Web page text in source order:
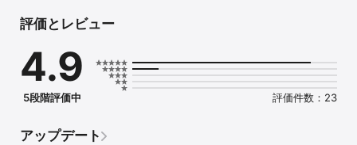
バージョン 8 の新機能
+ UI テーマ – 5 つの新しいカラーテーマで外観をカスタマイズ。
+ ASCOM ALPACA カメラ対応 – Alpaca 対応天文カメラを直接接
続・制御。
+ SmartEye 対応 – 画像処理ワークフローを向上させるシームレス
な統合。
メラから画像をインポート。
評価とレビュー
4.9
5段階評価中 評価件数：23
アップデート